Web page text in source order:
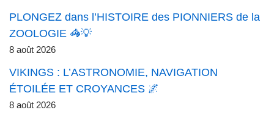
PLONGEZ dans l’HISTOIRE des PIONNIERS de la
ZOOLOGIE 🦓💡
8 août 2026
VIKINGS : L’ASTRONOMIE, NAVIGATION
ÉTOILÉE ET CROYANCES 🌌
8 août 2026